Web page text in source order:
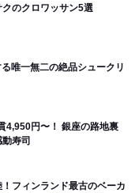
のクロワッサン5選
唯一無二の絶品シュークリ
4,950円〜！ 銀座の路地裏
寿司
フィンランド最古のベーカ